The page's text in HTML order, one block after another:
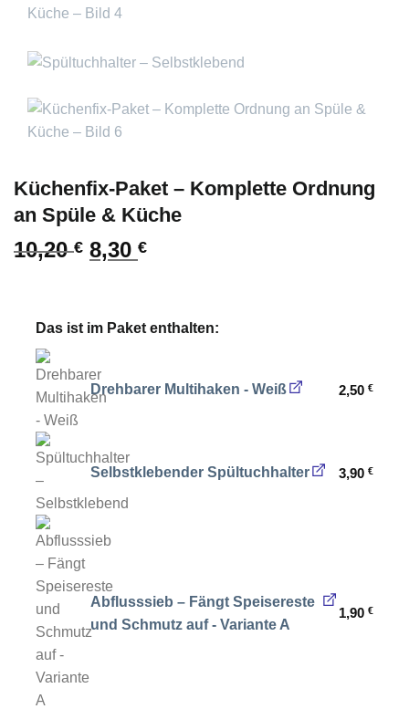
Küchenfix-Paket – Komplette Ordnung
an Spüle & Küche
10,20€ Ursprünglicher
8,30 €Aktueller
Das ist im Paket enthalten:
Drehbarer Multihaken - Weiß 2,50 €
Selbstklebender Spültuchhalter 3,90 €
Abflusssieb – Fängt Speisereste
und Schmutz auf - Variante A
1,90 €